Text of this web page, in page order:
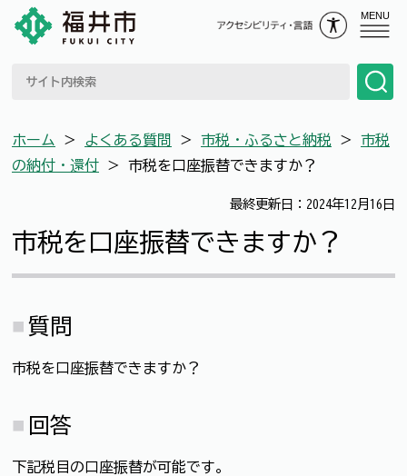
MENU
ホーム ＞ よくある質問 ＞ 市税・ふるさと納税 ＞ 市税
の納付・還付 ＞ 市税を口座振替できますか？
最終更新日：2024年12月16日
市税を口座振替できますか？
質問
市税を口座振替できますか？
回答
下記税目の口座振替が可能です。